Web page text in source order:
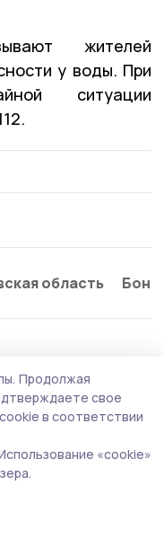
жителей
у воды. При
ситуации
область
Продолжая
свое
в соответствии
«cookie»